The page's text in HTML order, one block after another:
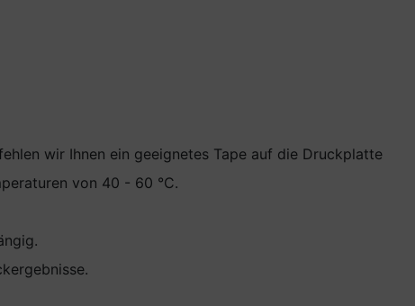
wir Ihnen ein geeignetes Tape auf die Druckplatte
von 40 - 60 °C.